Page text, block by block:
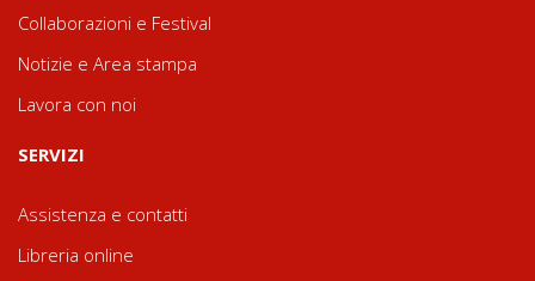
Collaborazioni e Festival
Notizie e Area stampa
Lavora con noi
SERVIZI
Assistenza e contatti
Libreria online